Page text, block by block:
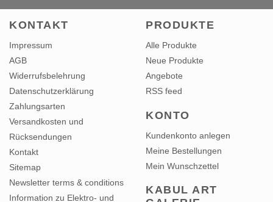
KONTAKT
Impressum
AGB
Widerrufsbelehrung
Datenschutzerklärung
Zahlungsarten
Versandkosten und
Rücksendungen
Kontakt
Sitemap
Newsletter terms & conditions
Information zu Elektro- und
PRODUKTE
Alle Produkte
Neue Produkte
Angebote
RSS feed
KONTO
Kundenkonto anlegen
Meine Bestellungen
Mein Wunschzettel
KABUL ART